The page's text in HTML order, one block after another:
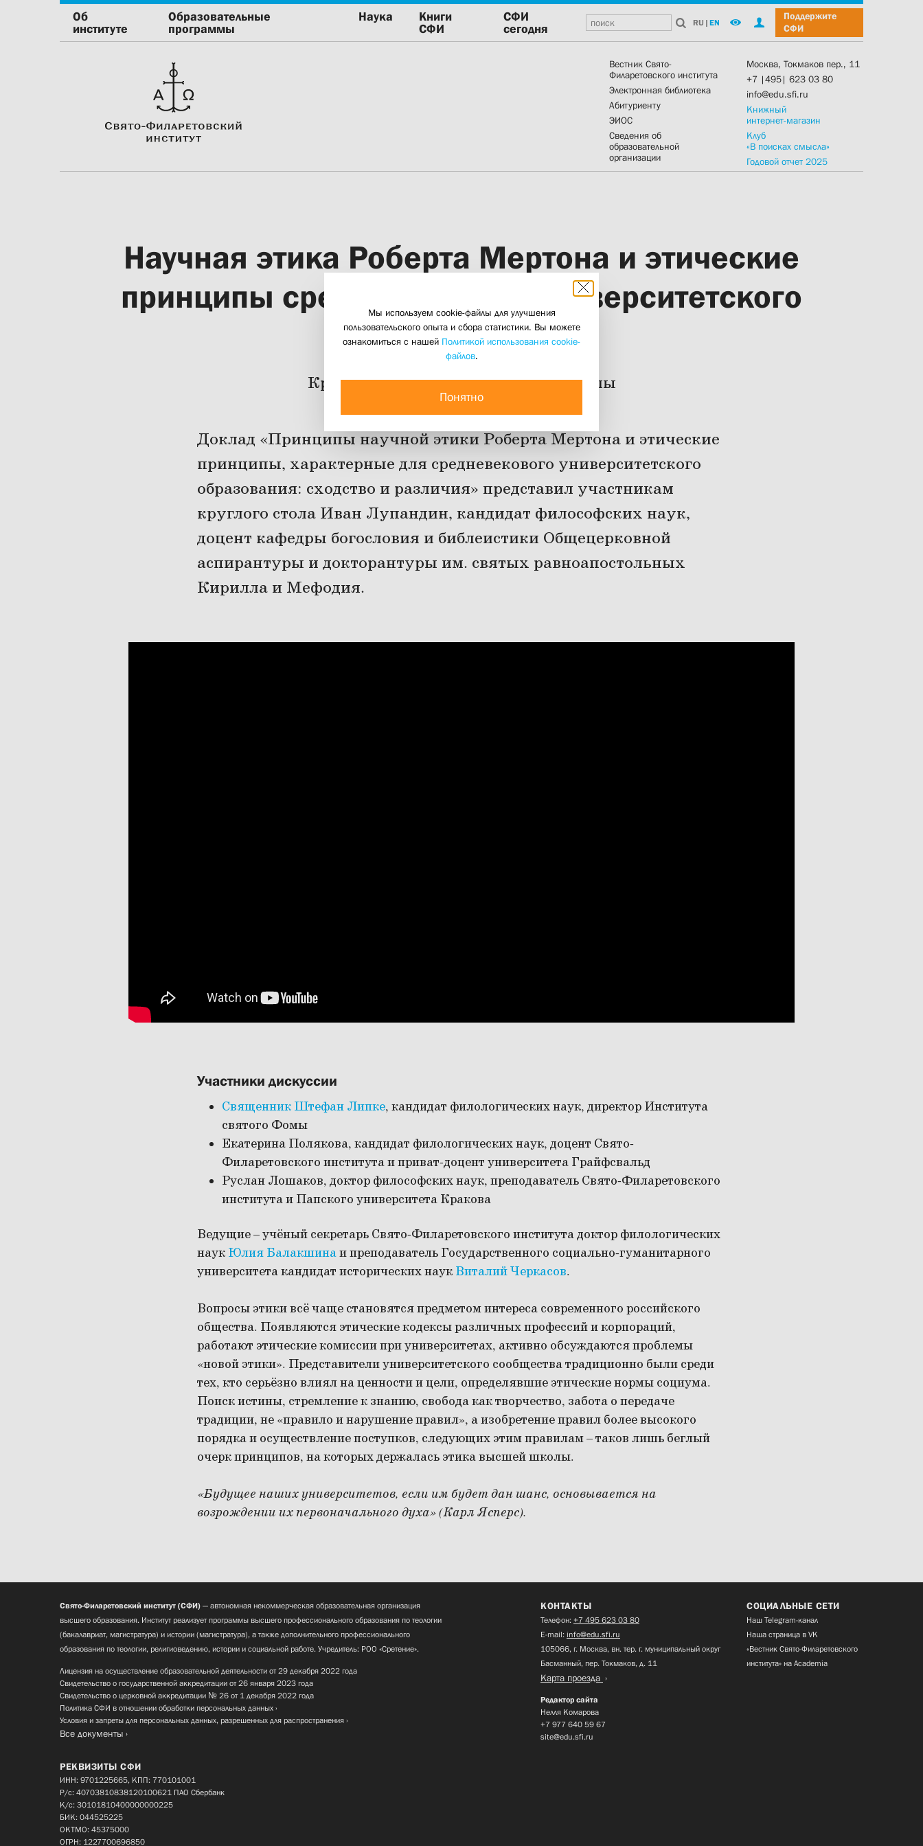
Об
институте
Образовательные
программы
Наука
Книги
СФИ
СФИ
сегодня
RU | EN
Поддержите
СФИ
Вестник Свято-
Филаретовского института
Электронная библиотека
Абитуриенту
ЭИОС
Сведения об
образовательной
организации
Москва, Токмаков пер., 11
+7 |495| 623 03 80
info@edu.sfi.ru
Книжный
интернет-магазин
Клуб
«В поисках смысла»
Годовой отчет 2025
Научная этика Роберта Мертона и этические
принципы средневекового университетского
образования
Круглый стол по этике высшей школы
01 июня 2021
Доклад «Принципы научной этики Роберта Мертона и этические
принципы, характерные для средневекового университетского
образования: сходство и различия» представил участникам
круглого стола Иван Лупандин, кандидат философских наук,
доцент кафедры богословия и библеистики Общецерковной
аспирантуры и докторантуры им. святых равноапостольных
Кирилла и Мефодия.
Участники дискуссии
Священник Штефан Липке, кандидат филологических наук, директор Института
святого Фомы
Екатерина Полякова, кандидат филологических наук, доцент Свято-
Филаретовского института и приват-доцент университета Грайфсвальд
Руслан Лошаков, доктор философских наук, преподаватель Свято-Филаретовского
института и Папского университета Кракова
Ведущие – учёный секретарь Свято-Филаретовского института доктор филологических
наук Юлия Балакшинаи преподаватель Государственного социально-гуманитарного
университета кандидат исторических наук Виталий Черкасов.
Вопросы этики всё чаще становятся предметом интереса современного российского
общества. Появляются этические кодексы различных профессий и корпораций,
работают этические комиссии при университетах, активно обсуждаются проблемы
«новой этики». Представители университетского сообщества традиционно были среди
тех, кто серьёзно влиял на ценности и цели, определявшие этические нормы социума.
Поиск истины, стремление к знанию, свобода как творчество, забота о передаче
традиции, не «правило и нарушение правил», а изобретение правил более высокого
порядка и осуществление поступков, следующих этим правилам – таков лишь беглый
очерк принципов, на которых держалась этика высшей школы.
«Будущее наших университетов, если им будет дан шанс, основывается на
возрождении их первоначального духа» (Карл Ясперс).
Мы используем cookie-файлы для улучшения
пользовательского опыта и сбора статистики. Вы можете
ознакомиться с нашей Политикой использования cookie-
файлов.
Понятно
Свято-Филаретовский институт (СФИ) — автономная некоммерческая образовательная организация
высшего образования. Институт реализует программы высшего профессионального образования по теологии
(бакалавриат, магистратура) и истории (магистратура), а также дополнительного профессионального
образования по теологии, религиоведению, истории и социальной работе. Учредитель: РОО «Сретение».
Лицензия на осуществление образовательной деятельности от 29 декабря 2022 года
Свидетельство о государственной аккредитации от 26 января 2023 года
Свидетельство о церковной аккредитации № 26 от 1 декабря 2022 года
Политика СФИ в отношении обработки персональных данных
Условия и запреты для персональных данных, разрешенных для распространения
Все документы
КОНТАКТЫ
Телефон: +7 495 623 03 80
E-mail: info@edu.sfi.ru
105066, г. Москва, вн. тер. г. муниципальный округ
Басманный, пер. Токмаков, д. 11
Карта проезда
Редактор сайта
Нелля Комарова
+7 977 640 59 67
site@edu.sfi.ru
СОЦИАЛЬНЫЕ СЕТИ
Наш Telegram-канал
Наша страница в VK
«Вестник Свято-Филаретовского
института» на Academia
РЕКВИЗИТЫ СФИ
ИНН: 9701225665, КПП: 770101001
Р/с: 40703810838120100621 ПАО Сбербанк
К/с: 30101810400000000225
БИК: 044525225
ОКТМО: 45375000
ОГРН: 1227700696850